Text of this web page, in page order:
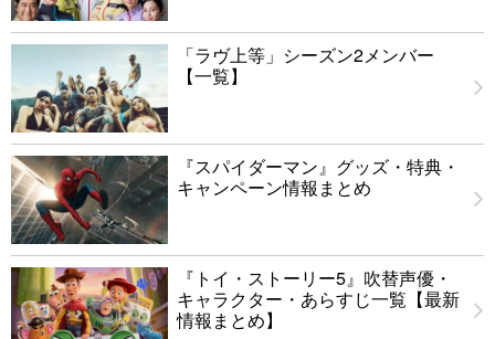
「ラヴ上等」シーズン2メンバー
【一覧】
『スパイダーマン』グッズ・特典・
キャンペーン情報まとめ
『トイ・ストーリー5』吹替声優・
キャラクター・あらすじ一覧【最新
情報まとめ】